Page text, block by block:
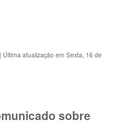
| Última atualização em Sexta, 16 de
sobre